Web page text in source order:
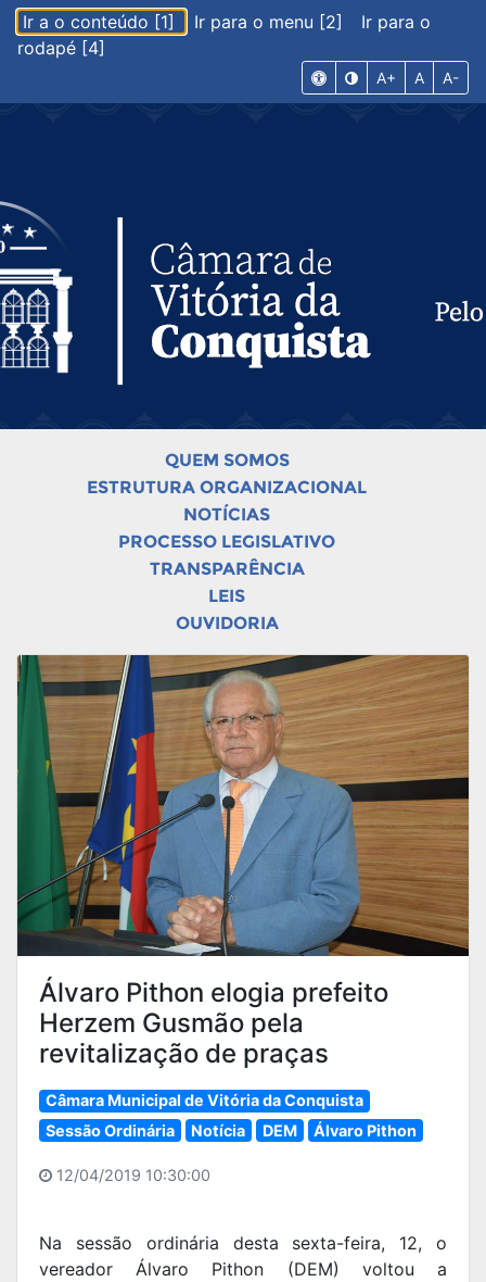
Ir a o conteúdo [1] Ir para o menu [2]
Ir para o
rodapé [4]
A+ A A-
QUEM SOMOS
ESTRUTURA ORGANIZACIONAL
NOTÍCIAS
PROCESSO LEGISLATIVO
TRANSPARÊNCIA
LEIS
OUVIDORIA
Álvaro Pithon elogia prefeito
Herzem Gusmão pela
revitalização de praças
Câmara Municipal de Vitória da Conquista
Sessão Ordinária
Notícia DEM Álvaro Pithon
12/04/2019 10:30:00
Na sessão ordinária desta sexta-feira, 12, o
vereador Álvaro Pithon (DEM) voltou a